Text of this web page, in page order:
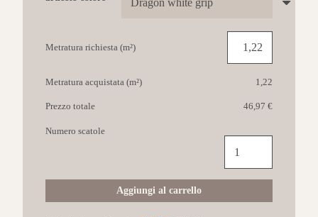
Metratura richiesta (m²)
Metratura acquistata (m²) 1,22
Prezzo totale 46,97 €
Amazzonia
45x90
Aggiungi al carrello
Numero scatole